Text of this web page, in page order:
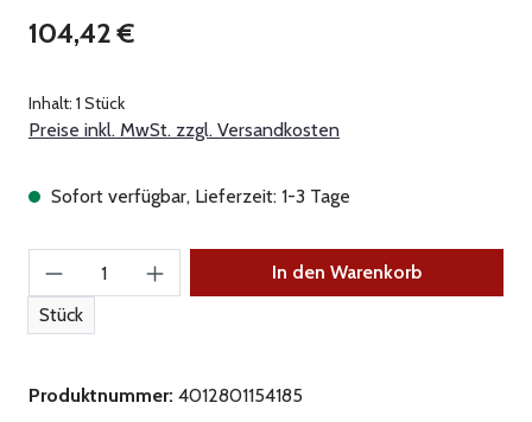
Regulärer Preis:
104,42 €
Inhalt: 1 Stück
Preise inkl. MwSt. zzgl. Versandkosten
Sofort verfügbar, Lieferzeit: 1-3 Tage
Produkt Anzahl: Gib den gewünschten Wert
Stück
In den Warenkorb
Produktnummer: 4012801154185